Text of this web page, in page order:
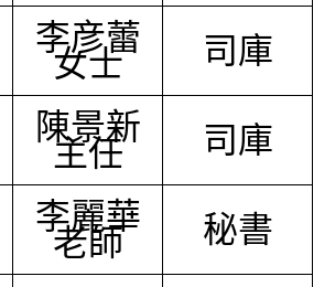
李彦蕾
女士 司庫
陳景新
主任 司庫
李麗華
老師 秘書